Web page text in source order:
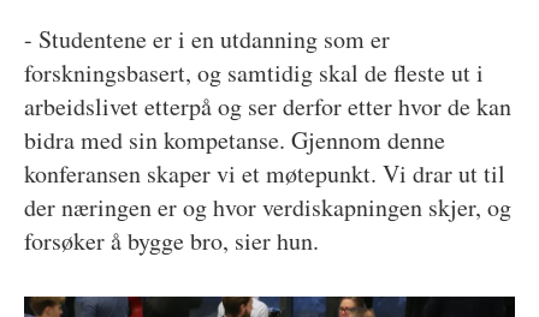
- Studentene er i en utdanning som er
forskningsbasert, og samtidig skal de fleste ut i
arbeidslivet etterpå og ser derfor etter hvor de kan
bidra med sin kompetanse. Gjennom denne
konferansen skaper vi et møtepunkt. Vi drar ut til
der næringen er og hvor verdiskapningen skjer, og
forsøker å bygge bro, sier hun.